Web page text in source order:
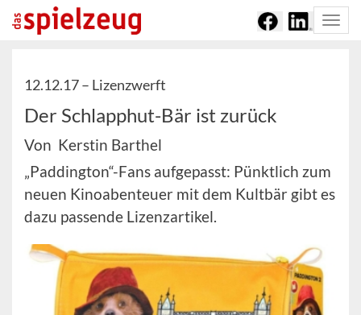
12.12.17 – Lizenzwerft
Der Schlapphut-Bär ist zurück
Von Kerstin Barthel
„Paddington“-Fans aufgepasst: Pünktlich zum
neuen Kinoabenteuer mit dem Kultbär gibt es
dazu passende Lizenzartikel.